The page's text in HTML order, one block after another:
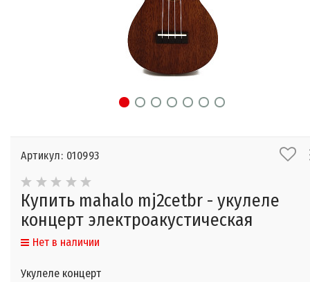
Артикул: 010993
Купить mahalo mj2cetbr - укулеле
концерт электроакустическая
Нет в наличии
Укулеле концерт